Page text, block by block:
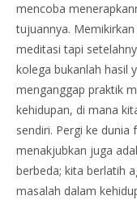
mencoba
tujuannya.
meditasi tapi
kolega bukanlah hasil
menganggap praktik
kehidupan, di mana
sendiri. Pergi ke
menakjubkan juga
berbeda; kita berlatih
masalah dalam